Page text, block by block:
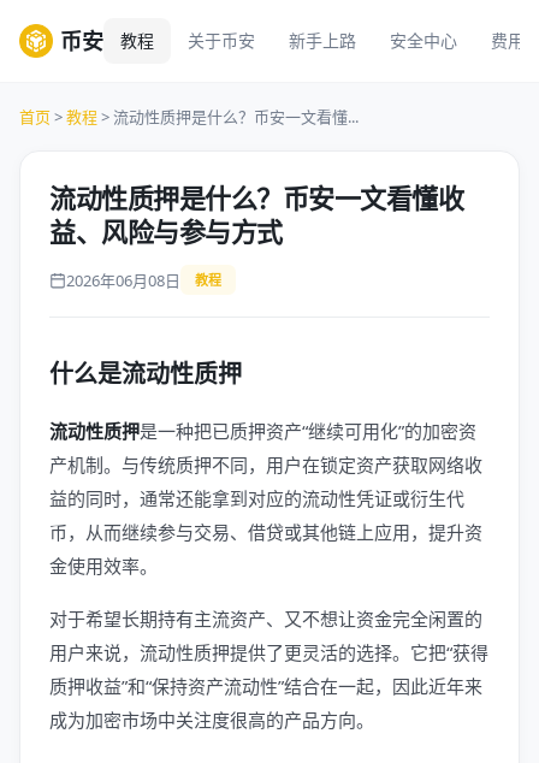
币安 教程 关于币安 新手上路 安全中心 费用
首页>教程> 流动性质押是什么？币安一文看懂...
流动性质押是什么？币安一文看懂收
益、风险与参与方式
2026年06月08日 教程
什么是流动性质押
流动性质押是一种把已质押资产“继续可用化”的加密资
产机制。与传统质押不同，用户在锁定资产获取网络收
益的同时，通常还能拿到对应的流动性凭证或衍生代
币，从而继续参与交易、借贷或其他链上应用，提升资
金使用效率。
对于希望长期持有主流资产、又不想让资金完全闲置的
用户来说，流动性质押提供了更灵活的选择。它把“获得
质押收益”和“保持资产流动性”结合在一起，因此近年来
成为加密市场中关注度很高的产品方向。